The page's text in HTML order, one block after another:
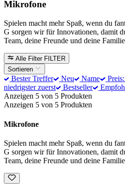
Mikrofone
Spielen macht mehr Spaß, wenn du
G sorgen wir für Innovationen, damit
Team, deine Freunde und deine
Alle Filter FILTER
Sortieren
Bester Treffer Neu Name Preis:
niedrigster zuerst
Bestseller
Anzeigen 5 von 5 Produkten
Anzeigen 5 von 5 Produkten
Mikrofone
Spielen macht mehr Spaß, wenn du
G sorgen wir für Innovationen, damit
Team, deine Freunde und deine